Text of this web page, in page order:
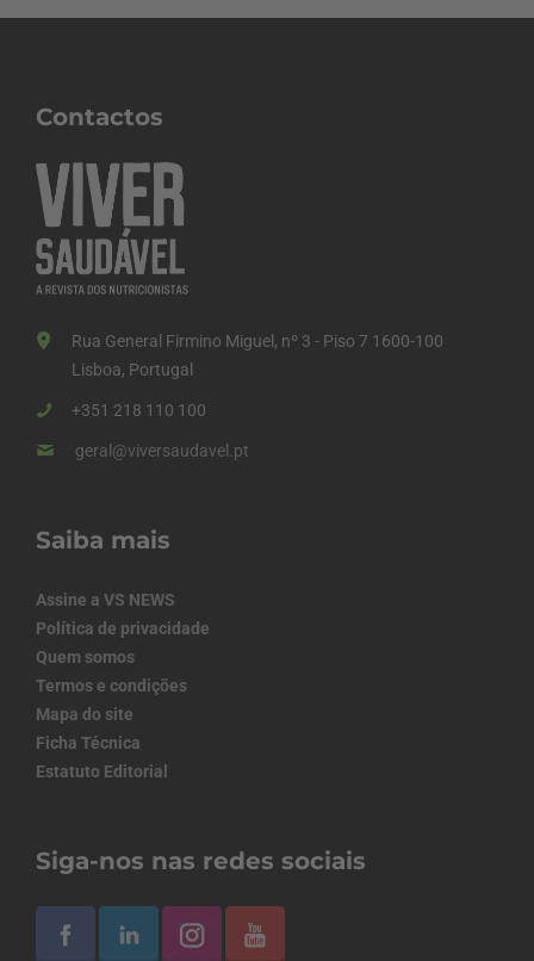
Contactos
Rua General Firmino Miguel, nº 3 - Piso 7 1600-100
Lisboa, Portugal
+351 218 110 100
geral@viversaudavel.pt
Saiba mais
Assine a VS NEWS
Política de privacidade
Quem somos
Termos e condições
Mapa do site
Ficha Técnica
Estatuto Editorial
Siga-nos nas redes sociais